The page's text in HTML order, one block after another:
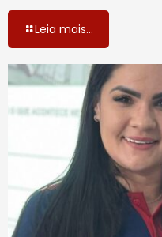
Leia mais...